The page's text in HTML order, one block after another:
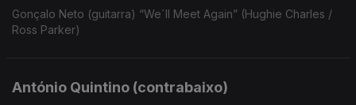
Gonçalo Neto (guitarra) “We´ll Meet Again” (Hughie Charles /
Ross Parker)
António Quintino (contrabaixo)